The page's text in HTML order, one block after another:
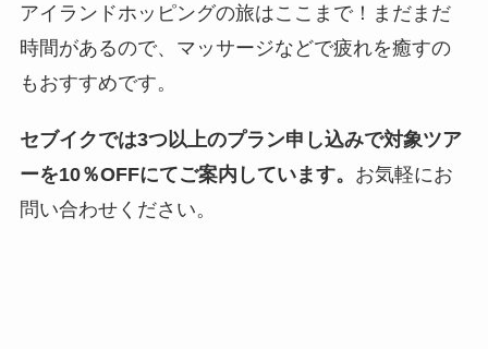
アイランドホッピングの旅はここまで！まだまだ
時間があるので、マッサージなどで疲れを癒すの
もおすすめです。
セブイクでは3つ以上のプラン申し込みで対象ツア
ーを10％OFFにてご案内しています。 お気軽にお
問い合わせください。